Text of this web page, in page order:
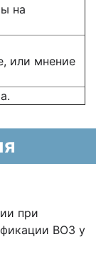
на
или мнение
при
ВОЗ у